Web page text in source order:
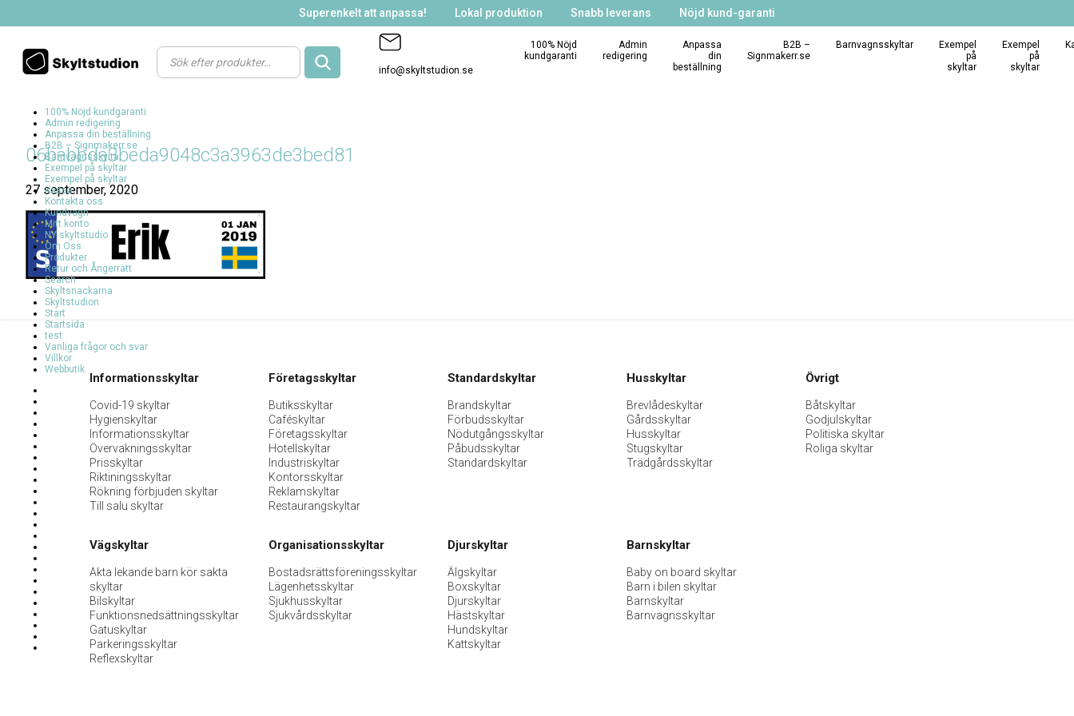
Superenkelt att anpassa! Lokal produktion Snabb leverans Nöjd kund-garanti
Products
search
info@skyltstudion.se
100% Nöjd
kundgaranti
Admin
redigering
Anpassa
din
beställning
B2B –
Signmakerr.se
Barnvagnsskyltar
Exempel
på
skyltar
Exempel
på
skyltar
100% Nöjd kundgaranti
Admin redigering
Anpassa din beställning
B2B – Signmakerr.se
Barnvagnsskyltar
Exempel på skyltar
Exempel på skyltar
Kassa
Kontakta oss
Kundvagn
Mitt konto
NY skyltstudio
Om Oss
Produkter
Retur och Ångerrätt
Search
Skyltsnackarna
Skyltstudion
Start
Startsida
test
Vanliga frågor och svar
Villkor
Webbutik
06babbda3beda9048c3a3963de3bed81
27 september, 2020
Informationsskyltar
Covid-19 skyltar
Hygienskyltar
Informationsskyltar
Övervakningsskyltar
Prisskyltar
Riktiningsskyltar
Rökning förbjuden skyltar
Till salu skyltar
Företagsskyltar
Butiksskyltar
Caféskyltar
Företagsskyltar
Hotellskyltar
Industriskyltar
Kontorsskyltar
Reklamskyltar
Restaurangskyltar
Standardskyltar
Brandskyltar
Förbudsskyltar
Nödutgångsskyltar
Påbudsskyltar
Standardskyltar
Husskyltar
Brevlådeskyltar
Gårdsskyltar
Husskyltar
Stugskyltar
Trädgårdsskyltar
Övrigt
Båtskyltar
Godjulskyltar
Politiska skyltar
Roliga skyltar
Vägskyltar
Akta lekande barn kör sakta
skyltar
Bilskyltar
Funktionsnedsättningsskyltar
Gatuskyltar
Parkeringsskyltar
Reflexskyltar
Organisationsskyltar
Bostadsrättsföreningsskyltar
Lägenhetsskyltar
Sjukhusskyltar
Sjukvårdsskyltar
Djurskyltar
Älgskyltar
Boxskyltar
Djurskyltar
Hästskyltar
Hundskyltar
Kattskyltar
Barnskyltar
Baby on board skyltar
Barn i bilen skyltar
Barnskyltar
Barnvagnsskyltar